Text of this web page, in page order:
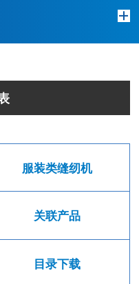
服装类缝纫机
关联产品
目录下载